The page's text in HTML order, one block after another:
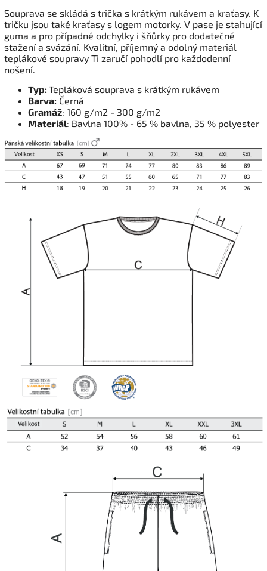
Souprava se skládá s trička s krátkým rukávem a kraťasy. K
tričku jsou také kraťasy s logem motorky. V pase je stahující
guma a pro případné odchylky i šňůrky pro dodatečné
stažení a svázání. Kvalitní, příjemný a odolný materiál
teplákové soupravy Ti zaručí pohodlí pro každodenní
nošení.
Typ: Tepláková souprava s krátkým rukávem
Barva: Černá
Gramáž: 160 g/m2 - 300 g/m2
Materiál: Bavlna 100% - 65 % bavlna, 35 % polyester